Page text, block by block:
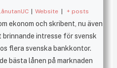
| Website | + posts
ekonom och skribent, nu även
brinnande intresse för svensk
flera svenska bankkontor.
bästa lånen på marknaden